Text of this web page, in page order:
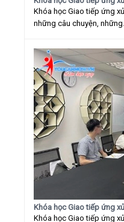
Khóa học Giao tiếp ứng
những câu chuyện,
Khóa học Giao tiếp ứng
Khóa học Giao tiếp ứng